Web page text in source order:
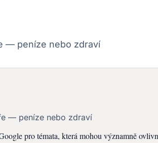
— peníze nebo zdraví
— peníze nebo zdraví
pro témata, která mohou významně